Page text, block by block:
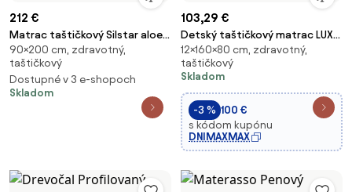
212 €
Matrac taštičkový Silstar aloe
vera TiaHome - 90x200cm
90×200 cm, zdravotný,
taštičkový
Dostupné v 3 e-shopoch
Skladom
103,29 €
Detský taštičkový matrac LUX
COMFORT MONZI 160x80x12 cm
12×160×80 cm, zdravotný,
taštičkový
Skladom
-3 % 100 €
s kódom kupónu
DNIMAXMAX